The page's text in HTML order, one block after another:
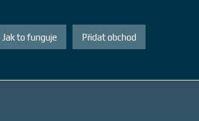
Jak to funguje Přidat obchod